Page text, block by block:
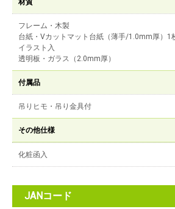
材質
フレーム・木製
台紙・Vカットマット台紙（薄手/1.0mm厚）1
イラスト入
透明板・ガラス（2.0mm厚）
付属品
吊りヒモ・吊り金具付
その他仕様
化粧函入
JANコード